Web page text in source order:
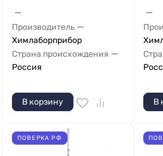
—
Производитель —
Химлаборприбор
Страна происхождения —
Россия
В корзину
—
В
ПОВЕРКА РФ